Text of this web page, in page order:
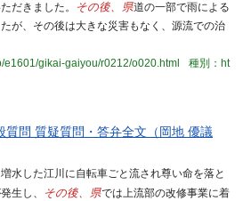
だきました。
その後、県道の一部で雨による
が、その後は大きな災害もなく、源流での治
e1601/gikai-gaiyou/r0212/o020.html
種別：ht
問 質疑質問・答弁全文（岡地 優議
水した江川に自転車ごと流され尊い命を落と
生し、
その後、県では上流部の改修事業に着